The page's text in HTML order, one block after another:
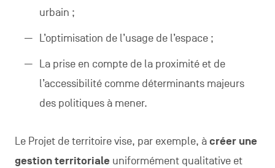
urbain ;
L’optimisation de l’usage de l’espace ;
La prise en compte de la proximité et de
l’accessibilité comme déterminants majeurs
des politiques à mener.
Le Projet de territoire vise, par exemple, àcréer une
gestion territoriale uniformément qualitative et